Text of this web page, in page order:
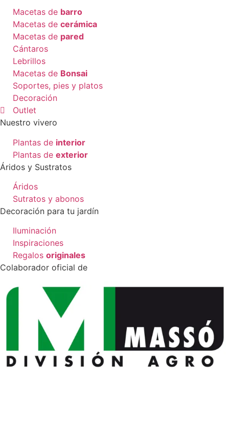
Macetas de barro
Macetas de cerámica
Macetas de pared
Cántaros
Lebrillos
Macetas de Bonsai
Soportes, pies y platos
Decoración
Outlet
Nuestro vivero
Plantas de interior
Plantas de exterior
Áridos y Sustratos
Áridos
Sutratos y abonos
Decoración para tu jardín
Iluminación
Inspiraciones
Regalos originales
Colaborador oficial de